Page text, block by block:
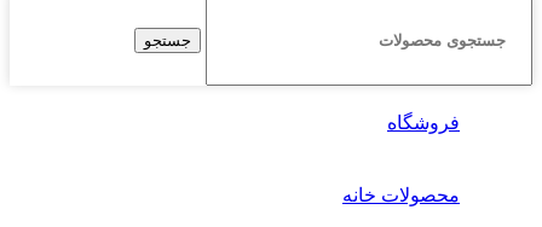
جستجو
فروشگاه
محصولات خانه